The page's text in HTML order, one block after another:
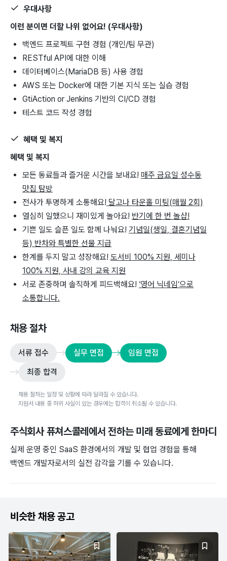
우대사항
이런 분이면 더할 나위 없어요! (우대사항)
백엔드 프로젝트 구현 경험 (개인/팀 무관)
RESTful API에 대한 이해
데이터베이스(MariaDB 등) 사용 경험
AWS 또는 Docker에 대한 기본 지식 또는 실습 경험
GtiAction or Jenkins 기반의 CI/CD 경험
테스트 코드 작성 경험
혜택 및 복지
혜택 및 복지
모든 동료들과 즐거운 시간을 보내요! 매주 금요일 성수동
맛집 탐방
전사가 투명하게 소통해요! 달고나 타운홀 미팅(매월 2회)
열심히 일했으니 재미있게 놀아요! 반기에 한 번 놀샵!
기쁜 일도 슬픈 일도 함께 나눠요! 기념일(생일, 결혼기념일
등) 반차와 특별한 선물 지급
한계를 두지 말고 성장해요! 도서비 100% 지원, 세미나
100% 지원, 사내 강의 교육 지원
서로 존중하며 솔직하게 피드백해요! ‘영어 닉네임’으로
소통합니다.
채용 절차
서류 접수 실무 면접
임원 면접
최종 합격
채용 절차는 일정 및 상황에 따라 달라질 수 있습니다.
지원서 내용 중 허위 사실이 있는 경우에는 합격이 취소될 수 있습니다.
주식회사 퓨쳐스콜레에서 전하는 미래 동료에게 한마디
실제 운영 중인 SaaS 환경에서의 개발 및 협업 경험을 통해
백엔드 개발자로서의 실전 감각을 기를 수 있습니다.
비슷한 채용 공고